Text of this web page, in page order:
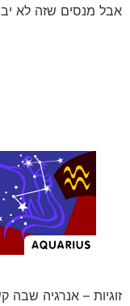
אבל מנסים שזה לא
זוגיות – אנרגיה